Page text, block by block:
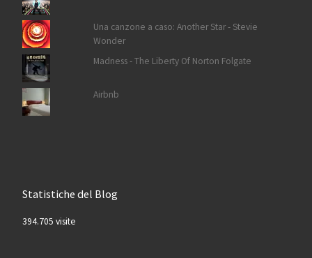
Una canzone a caso: Another Star - Stevie
Wonder
Madness - The Liberty Of Norton Folgate
Airbnb
Statistiche del Blog
394.705 visite